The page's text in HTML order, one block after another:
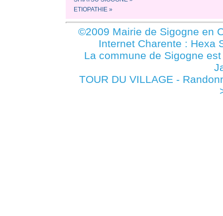
ETIOPATHIE »
©2009 Mairie de Sigogne en
Internet Charente : Hexa
La commune de Sigogne
TOUR DU VILLAGE -